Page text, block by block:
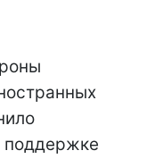
поддержке